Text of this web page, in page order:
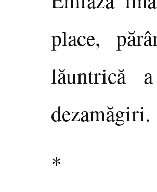
place,
lăuntrică
dezamăgiri.
*